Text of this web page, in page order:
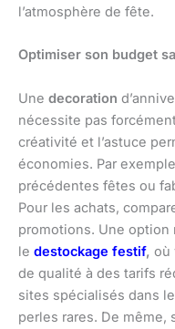
l’atmosphère de fête.
Optimiser son budget
Une decoration
nécessite pas
créativité et l’astuce
économies. Par
précédentes fêtes ou
Pour les achats,
promotions. Une
le destockage festif, où
de qualité à des tarifs
sites spécialisés dans
perles rares. De